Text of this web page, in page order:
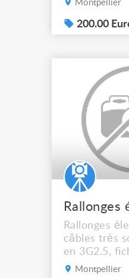
Montpellier
200.00
Rallonges
câbles très
en 3G2.5,
longueur 10,
Montpellier